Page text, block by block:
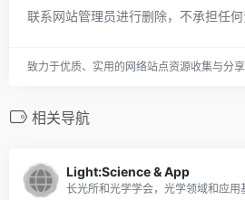
联系网站管理员进行删除，不承担任何
致力于优质、实用的网络站点资源收集与分享
相关导航
Light:Science & App
长光所和光学学会，光学领域和应用